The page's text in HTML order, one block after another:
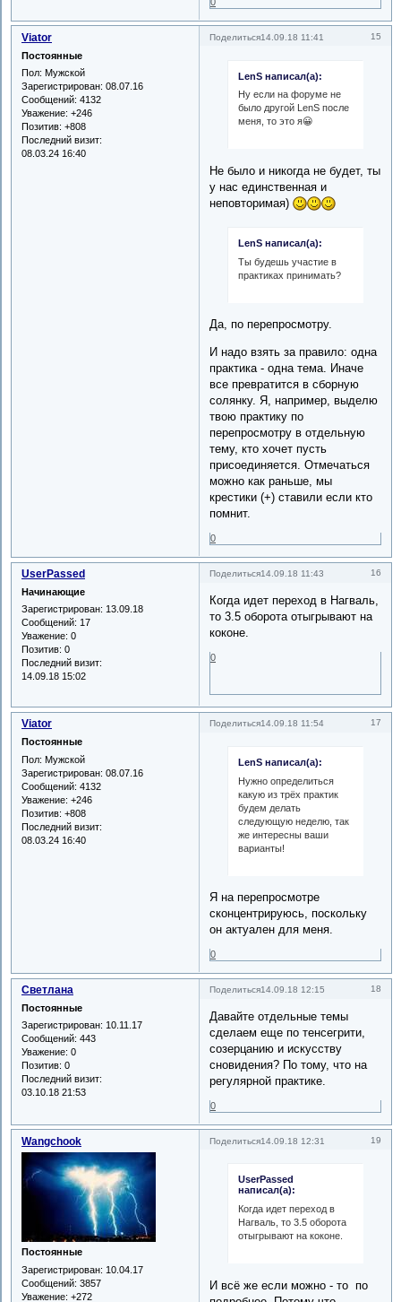
Поделиться 15
14.09.18 11:41
Viator
Постоянные
Пол: Мужской
Зарегистрирован: 08.07.16
Сообщений: 4132
Уважение: +246
Позитив: +808
Последний визит:
08.03.24 16:40
LenS написал(а):
Ну если на форуме не
было другой LenS после
меня, то это я😀
Не было и никогда не будет, ты
у нас единственная и
неповторимая)
LenS написал(а):
Ты будешь участие в
практиках принимать?
Да, по перепросмотру.
И надо взять за правило: одна
практика - одна тема. Иначе
все превратится в сборную
солянку. Я, например, выделю
твою практику по
перепросмотру в отдельную
тему, кто хочет пусть
присоединяется. Отмечаться
можно как раньше, мы
крестики (+) ставили если кто
помнит.
0
Поделиться 16
14.09.18 11:43
UserPassed
Начинающие
Зарегистрирован: 13.09.18
Сообщений: 17
Уважение: 0
Позитив: 0
Последний визит:
14.09.18 15:02
Когда идет переход в Нагваль,
то 3.5 оборота отыгрывают на
коконе.
0
Поделиться 17
14.09.18 11:54
Viator
Постоянные
Пол: Мужской
Зарегистрирован: 08.07.16
Сообщений: 4132
Уважение: +246
Позитив: +808
Последний визит:
08.03.24 16:40
LenS написал(а):
Нужно определиться
какую из трёх практик
будем делать
следующую неделю, так
же интересны ваши
варианты!
Я на перепросмотре
сконцентрируюсь, поскольку
он актуален для меня.
0
Поделиться 18
14.09.18 12:15
Светлана
Постоянные
Зарегистрирован: 10.11.17
Сообщений: 443
Уважение: 0
Позитив: 0
Последний визит:
03.10.18 21:53
Давайте отдельные темы
сделаем еще по тенсегрити,
созерцанию и искусству
сновидения? По тому, что на
регулярной практике.
0
Поделиться 19
14.09.18 12:31
Wangchook
Постоянные
Зарегистрирован: 10.04.17
Сообщений: 3857
Уважение: +272
UserPassed
написал(а):
Когда идет переход в
Нагваль, то 3.5 оборота
отыгрывают на коконе.
И всё же если можно - то по